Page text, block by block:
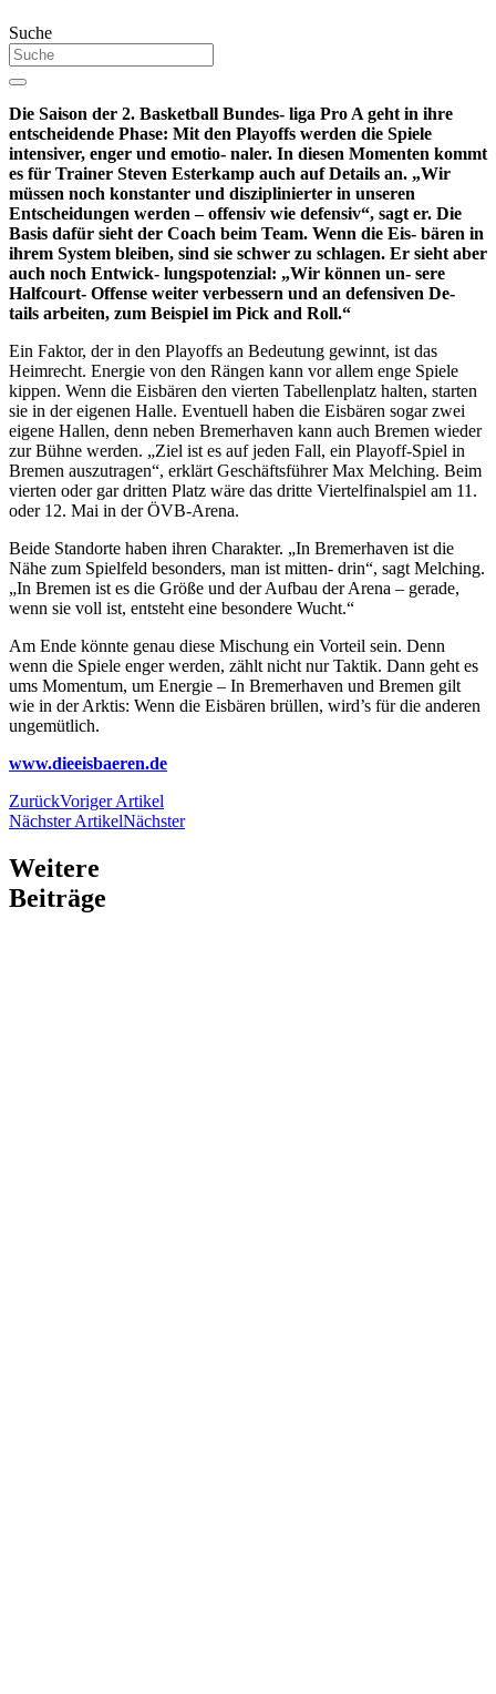
Suche
Die Saison der 2. Basketball Bundes- liga Pro A geht in ihre
entscheidende Phase: Mit den Playoffs werden die Spiele
intensiver, enger und emotio- naler. In diesen Momenten kommt
es für Trainer Steven Esterkamp auch auf Details an. „Wir
müssen noch konstanter und disziplinierter in unseren
Entscheidungen werden – offensiv wie defensiv“, sagt er. Die
Basis dafür sieht der Coach beim Team. Wenn die Eis- bären in
ihrem System bleiben, sind sie schwer zu schlagen. Er sieht aber
auch noch Entwick- lungspotenzial: „Wir können un- sere
Halfcourt- Offense weiter verbessern und an defensiven De-
tails arbeiten, zum Beispiel im Pick and Roll.“
Ein Faktor, der in den Playoffs an Bedeutung gewinnt, ist das
Heimrecht. Energie von den Rängen kann vor allem enge Spiele
kippen. Wenn die Eisbären den vierten Tabellenplatz halten, starten
sie in der eigenen Halle. Eventuell haben die Eisbären sogar zwei
eigene Hallen, denn neben Bremerhaven kann auch Bremen wieder
zur Bühne werden. „Ziel ist es auf jeden Fall, ein Playoff-Spiel in
Bremen auszutragen“, erklärt Geschäftsführer Max Melching. Beim
vierten oder gar dritten Platz wäre das dritte Viertelfinalspiel am 11.
oder 12. Mai in der ÖVB-Arena.
Beide Standorte haben ihren Charakter. „In Bremerhaven ist die
Nähe zum Spielfeld besonders, man ist mitten- drin“, sagt Melching.
„In Bremen ist es die Größe und der Aufbau der Arena – gerade,
wenn sie voll ist, entsteht eine besondere Wucht.“
Am Ende könnte genau diese Mischung ein Vorteil sein. Denn
wenn die Spiele enger werden, zählt nicht nur Taktik. Dann geht es
ums Momentum, um Energie – In Bremerhaven und Bremen gilt
wie in der Arktis: Wenn die Eisbären brüllen, wird’s für die anderen
ungemütlich.
www.dieeisbaeren.de
ZurückVoriger Artikel
Nächster ArtikelNächster
Weitere
Beiträge